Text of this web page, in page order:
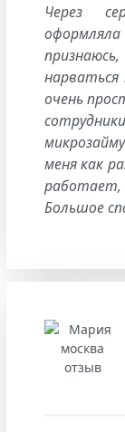
Через
нарваться
очень
меня как
Большое